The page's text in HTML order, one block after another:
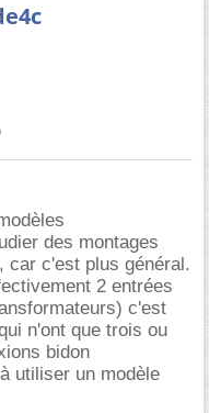
des montages
car c'est plus général.
2 entrées
c'est
n'ont que trois ou
bidon
utiliser un modèle